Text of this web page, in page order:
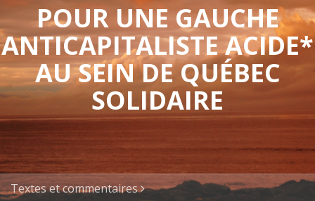
POUR UNE GAUCHE
ANTICAPITALISTE ACIDE*
AU SEIN DE QUÉBEC
SOLIDAIRE
Textes et commentaires